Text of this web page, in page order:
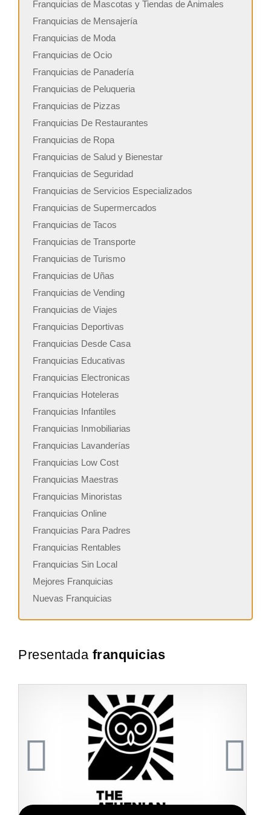
Franquicias de Mascotas y Tiendas de Animales
Franquicias de Mensajería
Franquicias de Moda
Franquicias de Ocio
Franquicias de Panadería
Franquicias de Peluqueria
Franquicias de Pizzas
Franquicias De Restaurantes
Franquicias de Ropa
Franquicias de Salud y Bienestar
Franquicias de Seguridad
Franquicias de Servicios Especializados
Franquicias de Supermercados
Franquicias de Tacos
Franquicias de Transporte
Franquicias de Turismo
Franquicias de Uñas
Franquicias de Vending
Franquicias de Viajes
Franquicias Deportivas
Franquicias Desde Casa
Franquicias Educativas
Franquicias Electronicas
Franquicias Hoteleras
Franquicias Infantiles
Franquicias Inmobiliarias
Franquicias Lavanderías
Franquicias Low Cost
Franquicias Maestras
Franquicias Minoristas
Franquicias Online
Franquicias Para Padres
Franquicias Rentables
Franquicias Sin Local
Mejores Franquicias
Nuevas Franquicias
Presentada franquicias